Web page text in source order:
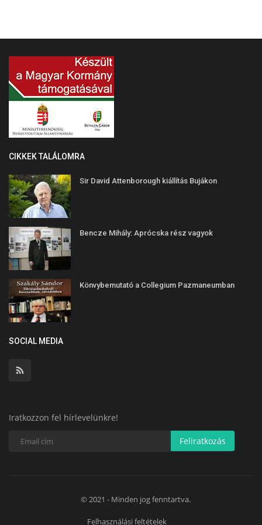
CIKKEK TALÁLOMRA
Sir David Attenborough kiállítás Bujákon
Bencze Mihály: Aprócska rész vagyok
Könvybemutató a Collegium Pazmaneumban
SOCIAL MEDIA
Iratkozzon fel hírlevelünkre!
Feliratkozás
© 2021 - Minden jog fenntartva.
Felhasználási feltételek